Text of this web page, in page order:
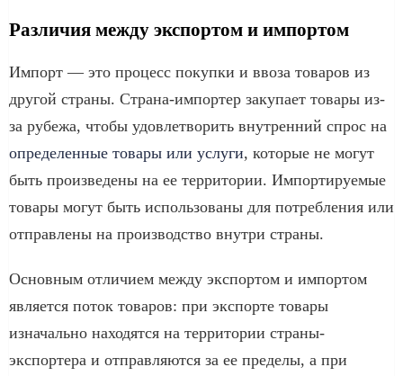
Различия между экспортом и импортом
Импорт — это процесс покупки и ввоза товаров из
другой страны. Страна-импортер закупает товары из-
за рубежа, чтобы удовлетворить внутренний спрос на
определенные товары или услуги, которые не могут
быть произведены на ее территории. Импортируемые
товары могут быть использованы для потребления или
отправлены на производство внутри страны.
Основным отличием между экспортом и импортом
является поток товаров: при экспорте товары
изначально находятся на территории страны-
экспортера и отправляются за ее пределы, а при